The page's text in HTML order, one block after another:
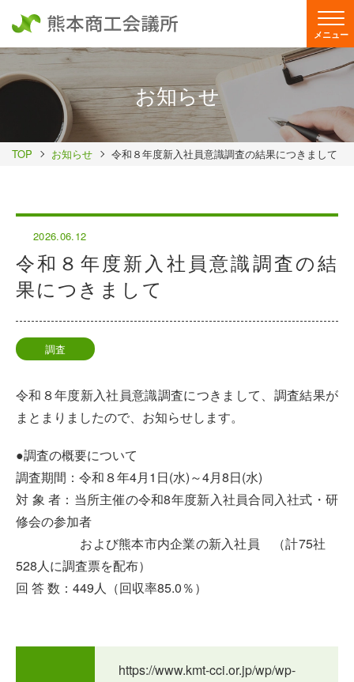
メニュー
お知らせ
TOP お知らせ 令和８年度新入社員意識調査の結果につきまして
2026.06.12
令和８年度新入社員意識調査の結
果につきまして
調査
令和８年度新入社員意識調査につきまして、調査結果が
まとまりましたので、お知らせします。
●調査の概要について
調査期間：令和８年4月1日(水)～4月8日(水)
対 象 者：当所主催の令和8年度新入社員合同入社式・研
修会の参加者
および熊本市内企業の新入社員 （計75社
528人に調査票を配布）
回 答 数：449人（回収率85.0％）
https://www.kmt-cci.or.jp/wp/wp-